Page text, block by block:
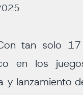
tan solo 17
en los
y lanzamiento